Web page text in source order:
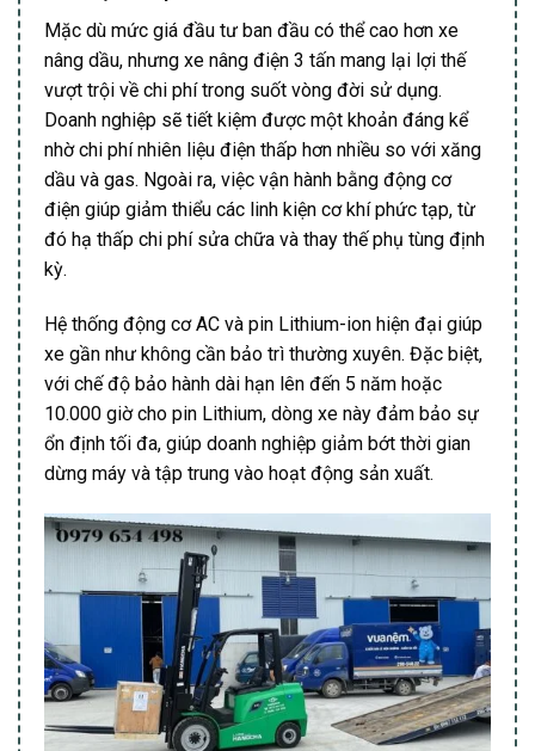
Mặc dù mức giá đầu tư ban đầu có thể cao hơn xe
nâng dầu, nhưng xe nâng điện 3 tấn mang lại lợi thế
vượt trội về chi phí trong suốt vòng đời sử dụng.
Doanh nghiệp sẽ tiết kiệm được một khoản đáng kể
nhờ chi phí nhiên liệu điện thấp hơn nhiều so với xăng
dầu và gas. Ngoài ra, việc vận hành bằng động cơ
điện giúp giảm thiểu các linh kiện cơ khí phức tạp, từ
đó hạ thấp chi phí sửa chữa và thay thế phụ tùng định
kỳ.
Hệ thống động cơ AC và pin Lithium-ion hiện đại giúp
xe gần như không cần bảo trì thường xuyên. Đặc biệt,
với chế độ bảo hành dài hạn lên đến 5 năm hoặc
10.000 giờ cho pin Lithium, dòng xe này đảm bảo sự
ổn định tối đa, giúp doanh nghiệp giảm bớt thời gian
dừng máy và tập trung vào hoạt động sản xuất.